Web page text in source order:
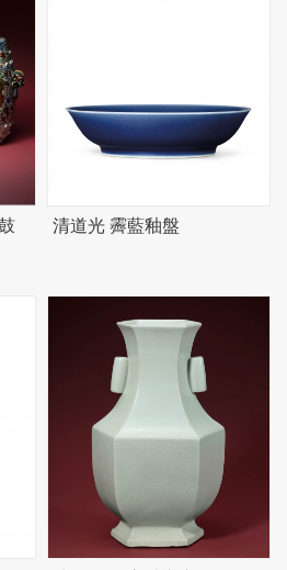
清道光 霽藍釉盤